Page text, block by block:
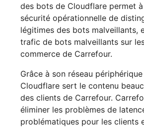
des bots de Cloudflare permet
sécurité opérationnelle de
légitimes des bots malveillants,
trafic de bots malveillants sur
commerce de Carrefour.
Grâce à son réseau
Cloudflare sert le contenu
des clients de Carrefour.
éliminer les problèmes de
problématiques pour les clients